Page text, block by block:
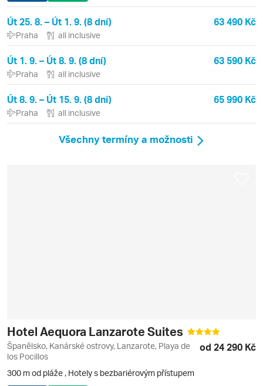
Út 25. 8. – Út 1. 9. (8 dní) 63 490 Kč
Praha all inclusive
Út 1. 9. – Út 8. 9. (8 dní) 63 590 Kč
Praha all inclusive
Út 8. 9. – Út 15. 9. (8 dní) 65 990 Kč
Praha all inclusive
Všechny termíny a možnosti
Hotel Aequora Lanzarote Suites
Španělsko, Kanárské ostrovy, Lanzarote, Playa de
los Pocillos
od 24 290 Kč
300 m od pláže , Hotely s bezbariérovým přístupem